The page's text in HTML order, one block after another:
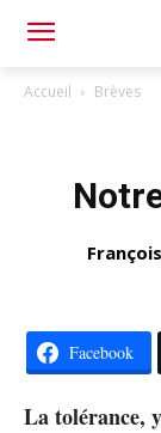
Accueil Brèves
Facebook
La tolérance,